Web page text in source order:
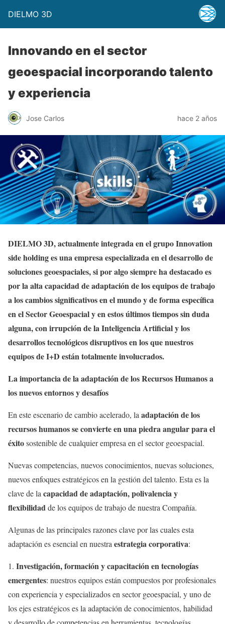
DIELMO 3D
Innovando en el sector
geoespacial incorporando talento
y experiencia
Jose Carlos hace 2 años
DIELMO 3D, actualmente integrada en el grupo Innovation
side holding es una empresa especializada en el desarrollo de
soluciones geoespaciales, si por algo siempre ha destacado es
por la alta capacidad de adaptación de los equipos de trabajo
a los cambios significativos en el mundo y de forma específica
en el Sector Geoespacial y en estos últimos tiempos sin duda
alguna, con irrupción de la Inteligencia Artificial y los
desarrollos tecnológicos disruptivos en los que nuestros
equipos de I+D están totalmente involucrados.
La importancia de la adaptación de los Recursos Humanos a
los nuevos entornos y desafíos
En este escenario de cambio acelerado, la adaptación de los
recursos humanos se convierte en una piedra angular para el
éxitosostenible de cualquier empresa en el sector geoespacial.
Nuevas competencias, nuevos conocimientos, nuevas soluciones,
nuevos enfoques estratégicos en la gestión del talento. Esta es la
clave de la capacidad de adaptación, polivalencia y
flexibilidadde los equipos de trabajo de nuestra Compañía.
Algunas de las principales razones clave por las cuales esta
adaptación es esencial en nuestra estrategia corporativa:
1. Investigación, formación y capacitación en tecnologías
emergentes: nuestros equipos están compuestos por profesionales
con experiencia y especializados en sector geoespacial, y uno de
los ejes estratégicos es la adaptación de conocimientos, habilidad